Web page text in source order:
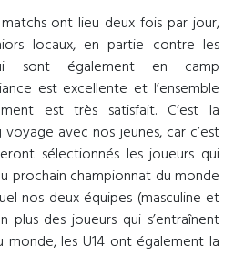
ont lieu deux fois par jour,
locaux, en partie contre les
sont également en camp
est excellente et l’ensemble
est très satisfait. C’est la
avec nos jeunes, car c’est
sélectionnés les joueurs qui
prochain championnat du monde
nos deux équipes (masculine et
plus des joueurs qui s’entraînent
monde, les U14 ont également la